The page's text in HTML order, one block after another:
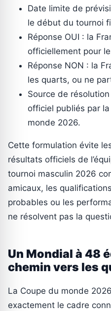
Date limite de
le début du tournoi
Réponse OUI : la
officiellement pour
Réponse NON : la
les quarts, ou ne
Source de
officiel publiés par
monde 2026.
Cette formulation évite
résultats officiels de
tournoi masculin 2026
amicaux, les
probables ou les
ne résolvent pas la
Un Mondial à 48
chemin vers les
La Coupe du monde
exactement le cadre